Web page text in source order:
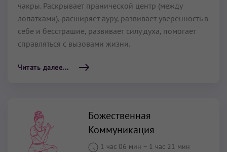
чакры. Раскрывает пранической центр (между
лопатками), расширяет ауру, развивает уверенность в
себе и бесстрашие, развивает силу духа, помогает
справляться с вызовами жизни.
Читать далее...
Божественная
Коммуникация
1 час 06 мин – 1 час 21 мин